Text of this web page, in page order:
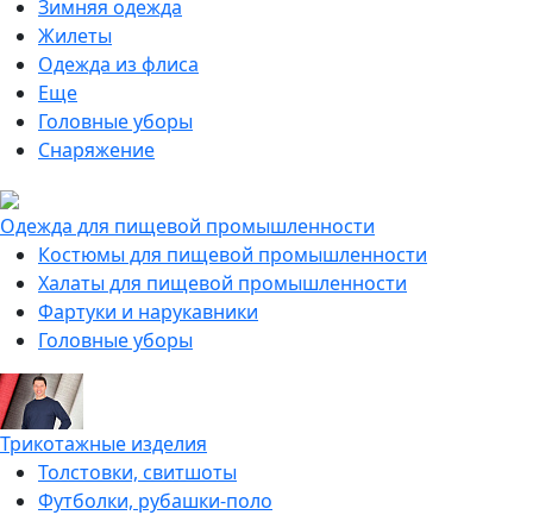
Зимняя одежда
Жилеты
Одежда из флиса
Еще
Головные уборы
Снаряжение
Одежда для пищевой промышленности
Костюмы для пищевой промышленности
Халаты для пищевой промышленности
Фартуки и нарукавники
Головные уборы
Трикотажные изделия
Толстовки, свитшоты
Футболки, рубашки-поло